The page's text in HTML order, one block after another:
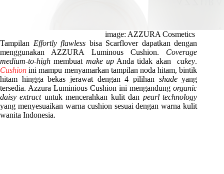
image: AZZURA Cosmetics
Tampilan Effortly flawless bisa Scarflover dapatkan dengan
menggunakan AZZURA Luminous Cushion. Coverage
medium-to-high membuat make upAnda tidak akancakey.
Cushion ini mampu menyamarkan tampilan noda hitam, bintik
hitam hingga bekas jerawat dengan 4 pilihan shadeyang
tersedia. Azzura Luminious Cushion ini mengandungorganic
daisy extractuntuk mencerahkan kulit dan pearl technology
yang menyesuaikan warna cushion sesuai dengan warna kulit
wanita Indonesia.